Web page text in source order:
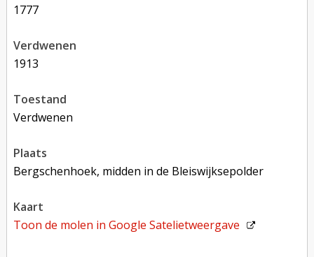
1777
verdwenen
1913
toestand
verdwenen
plaats
Bergschenhoek, midden in de Bleiswijksepolder
kaart
Toon de molen inGoogle Satelietweergave